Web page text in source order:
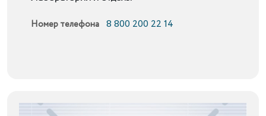
Номер телефона 8 800 200 22 14